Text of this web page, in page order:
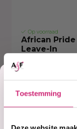
Toestemming
Op voorraad
African Pride
Leave-In